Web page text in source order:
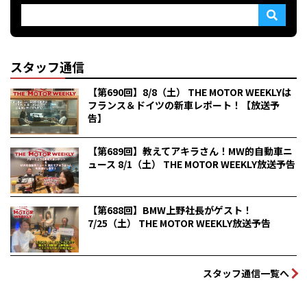
スタッフ通信
【第690回】8/8（土） THE MOTOR WEEKLYは
フランス＆ドイツの新車レポート！【放送予
告】
【第689回】教えてアキラさん！MW的自動車ニ
ュース 8/1（土） THE MOTOR WEEKLY放送予告
【第688回】BMW上野社長がゲスト！
7/25（土） THE MOTOR WEEKLY放送予告
スタッフ通信一覧へ